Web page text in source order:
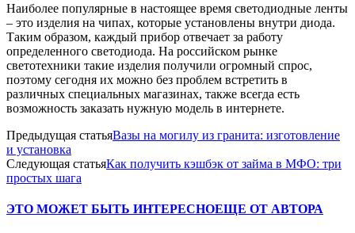
Наиболее популярные в настоящее время светодиодные ленты
– это изделия на чипах, которые установлены внутри диода.
Таким образом, каждый прибор отвечает за работу
определенного светодиода. На российском рынке
светотехники такие изделия получили огромный спрос,
поэтому сегодня их можно без проблем встретить в
различных специальных магазинах, также всегда есть
возможность заказать нужную модель в интернете.
Предыдущая статьяВазы на могилу из гранита: изготовление
и установка
Следующая статьяКак получить кэшбэк от займа в МФО: три
простых шага
ЭТО МОЖЕТ БЫТЬ ИНТЕРЕСНОЕЩЕ ОТ АВТОРА